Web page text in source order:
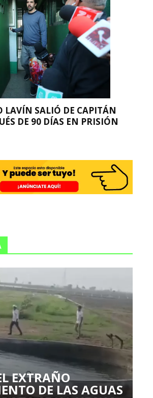
LAVÍN SALIÓ DE CAPITÁN
DE 90 DÍAS EN PRISIÓN
EXTRAÑO
DE LAS AGUAS